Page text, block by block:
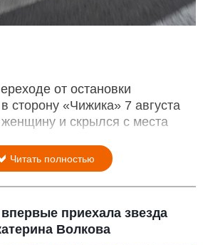
от остановки
сторону «Чижика» 7 августа
и скрылся с места
Читать полностью
приехала звезда
Волкова